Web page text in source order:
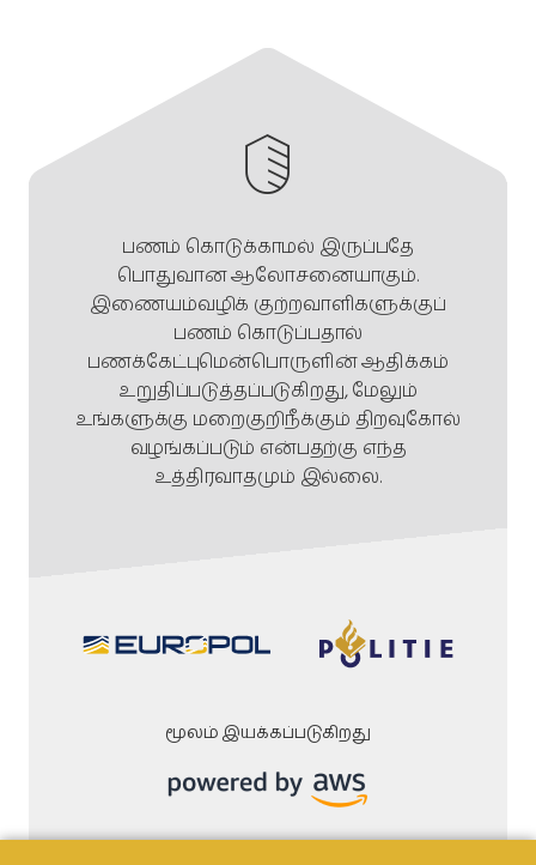
பணம் கொடுக்காமல் இருப்பதே
பொதுவான ஆலோசனையாகும்.
இணையம்வழிக் குற்றவாளிகளுக்குப்
பணம் கொடுப்பதால்
பணக்கேட்புமென்பொருளின் ஆதிக்கம்
உறுதிப்படுத்தப்படுகிறது, மேலும்
உங்களுக்கு மறைகுறிநீக்கும் திறவுகோல்
வழங்கப்படும் என்பதற்கு எந்த
உத்திரவாதமும் இல்லை.
மூலம் இயக்கப்படுகிறது